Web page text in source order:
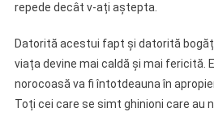
repede decât v-ați aștepta.
Datorită acestui fapt și datorită
viața devine mai caldă și mai fericită.
norocoasă va fi întotdeauna în
Toți cei care se simt ghinioni care au